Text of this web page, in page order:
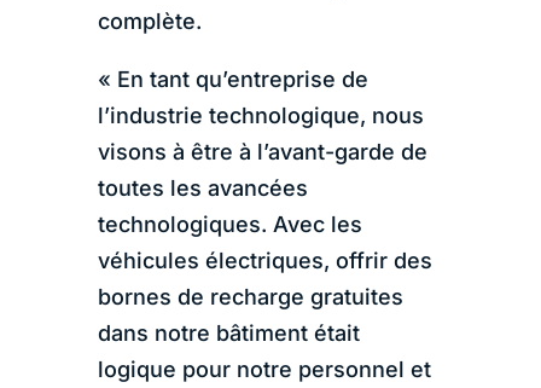
complète.
« En tant qu’entreprise de
l’industrie technologique, nous
visons à être à l’avant-garde de
toutes les avancées
technologiques. Avec les
véhicules électriques, offrir des
bornes de recharge gratuites
dans notre bâtiment était
logique pour notre personnel et